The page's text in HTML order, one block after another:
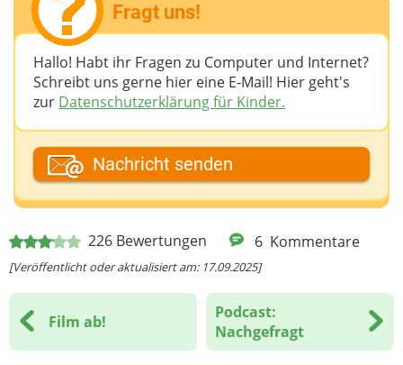
226 Bewertungen 6 Kommentare
[Veröffentlicht oder aktualisiert am: 17.09.2025]
Film ab!
Podcast:
Nachgefragt
Fragt uns!
Hallo! Habt ihr Fragen zu Computer und Internet?
Schreibt uns gerne hier eine E-Mail! Hier geht's
zur Datenschutzerklärung für Kinder.
Dein Fantasiename
Deine E-Mail-Adresse (wenn du eine Antwort
möchtest)
Deine Nachricht
Nachricht senden